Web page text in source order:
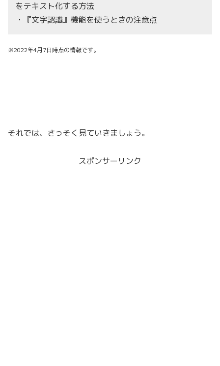
をテキスト化する方法
・『文字認識』機能を使うときの注意点
※2022年4月7日時点の情報です。
それでは、さっそく見ていきましょう。
スポンサーリンク